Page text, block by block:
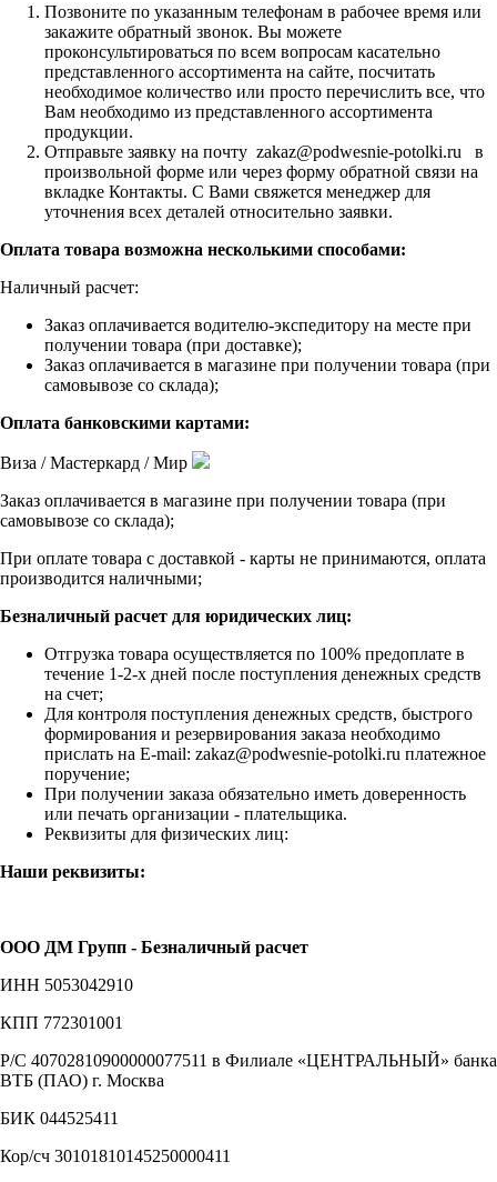
Позвоните по указанным телефонам в рабочее время или
закажите обратный звонок. Вы можете
проконсультироваться по всем вопросам касательно
представленного ассортимента на сайте, посчитать
необходимое количество или просто перечислить все, что
Вам необходимо из представленного ассортимента
продукции.
Отправьте заявку на почту zakaz@podwesnie-potolki.ru в
произвольной форме или через форму обратной связи на
вкладке Контакты. С Вами свяжется менеджер для
уточнения всех деталей относительно заявки.
Оплата товара возможна несколькими способами:
Наличный расчет:
Заказ оплачивается водителю-экспедитору на месте при
получении товара (при доставке);
Заказ оплачивается в магазине при получении товара (при
самовывозе со склада);
Оплата банковскими картами:
Виза / Мастеркард / Мир
Заказ оплачивается в магазине при получении товара (при
самовывозе со склада);
При оплате товара с доставкой - карты не принимаются, оплата
производится наличными;
Безналичный расчет для юридических лиц:
Отгрузка товара осуществляется по 100% предоплате в
течение 1-2-х дней после поступления денежных средств
на счет;
Для контроля поступления денежных средств, быстрого
формирования и резервирования заказа необходимо
прислать на E-mail: zakaz@podwesnie-potolki.ru платежное
поручение;
При получении заказа обязательно иметь доверенность
или печать организации - плательщика.
Реквизиты для физических лиц:
Наши реквизиты:
ООО ДМ Групп - Безналичный расчет
ИНН 5053042910
КПП 772301001
Р/С 40702810900000077511 в Филиале «ЦЕНТРАЛЬНЫЙ» банка
ВТБ (ПАО) г. Москва
БИК 044525411
Кор/сч 30101810145250000411